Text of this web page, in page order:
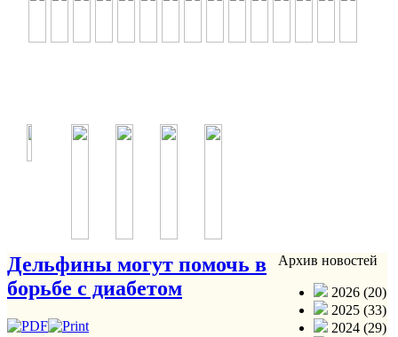
Дельфины могут помочь в
борьбе с диабетом
Архив новостей
2026 (20)
2025 (33)
2024 (29)